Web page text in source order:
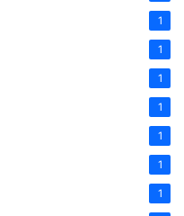
1
1
1
1
1
1
1